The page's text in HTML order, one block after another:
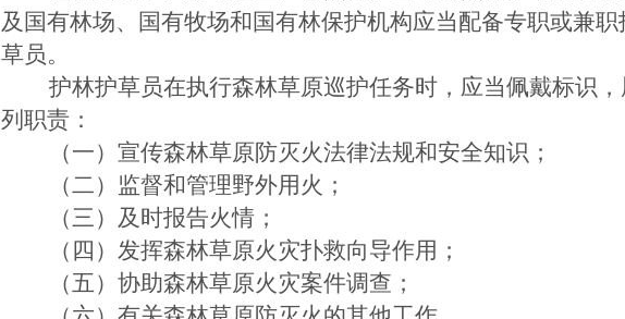
及国有林场、国有牧场和国有林保护机构应当配备专职或兼职
草员。
护林护草员在执行森林草原巡护任务时，应当佩戴标识，
列职责：
（一）宣传森林草原防灭火法律法规和安全知识；
（二）监督和管理野外用火；
（三）及时报告火情；
（四）发挥森林草原火灾扑救向导作用；
（五）协助森林草原火灾案件调查；